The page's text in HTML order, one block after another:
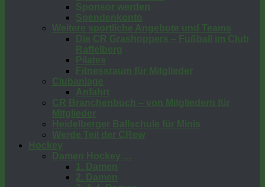
Sponsor werden
Spendenkonto
Weitere sportliche Angebote und Teams
Die CR Grashoppers – Fußball im Club
Raffelberg
Pilates
Fitnessraum für Mitglieder
Clubanlage
Anfahrt
CR Branchenbuch – von Mitgliedern für
Mitglieder
Heidelberger Ballschule für Minis
Werde Teil der CRew
Hockey
Damen Hockey …
1. Damen
2. Damen